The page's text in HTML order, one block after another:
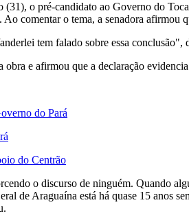
o pré-candidato ao Governo do
comentar o tema, a senadora
tem falado sobre essa conclusão",
e afirmou que a declaração
do Pará
do Centrão
o discurso de ninguém. Quando
de Araguaína está há quase 15 anos